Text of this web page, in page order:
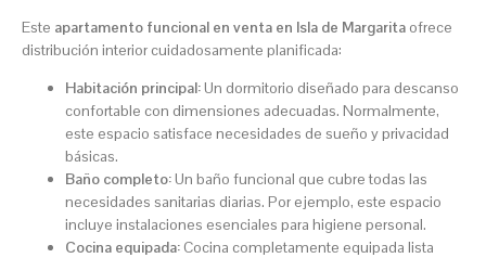
Este apartamento funcional en venta en Isla de Margarita ofrece
distribución interior cuidadosamente planificada:
Habitación principal:Un dormitorio diseñado para descanso
confortable con dimensiones adecuadas. Normalmente,
este espacio satisface necesidades de sueño y privacidad
básicas.
Baño completo:Un baño funcional que cubre todas las
necesidades sanitarias diarias. Por ejemplo, este espacio
incluye instalaciones esenciales para higiene personal.
Cocina equipada: Cocina completamente equipada lista